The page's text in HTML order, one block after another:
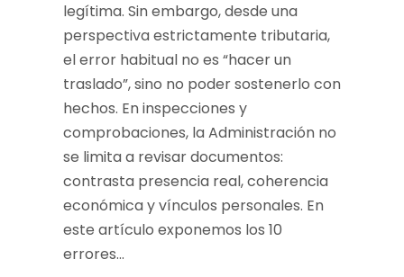
legítima. Sin embargo, desde una
perspectiva estrictamente tributaria,
el error habitual no es “hacer un
traslado”, sino no poder sostenerlo con
hechos. En inspecciones y
comprobaciones, la Administración no
se limita a revisar documentos:
contrasta presencia real, coherencia
económica y vínculos personales. En
este artículo exponemos los 10
errores...